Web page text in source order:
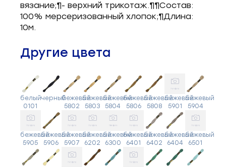
вязание;¶- верхний трикотаж.¶¶Состав:
100% мерсеризованный хлопок;¶Длина:
10м.
Другие цвета
белый
0101
черныйбежевый
5802
бежевый
5803
бежевый
5804
бежевый
5806
бежевый
5808
бежевый
5901
бежевый
5904
бежевый
5905
бежевый
5906
бежевый
5907
бежевый
6202
бежевый
6300
бежевый
6401
бежевый
6402
бежевый
6404
бежевый
6501